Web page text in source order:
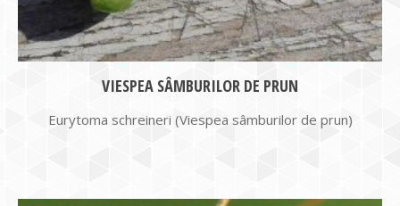
VIESPEA SÂMBURILOR DE PRUN
Eurytoma schreineri (Viespea sâmburilor de prun)